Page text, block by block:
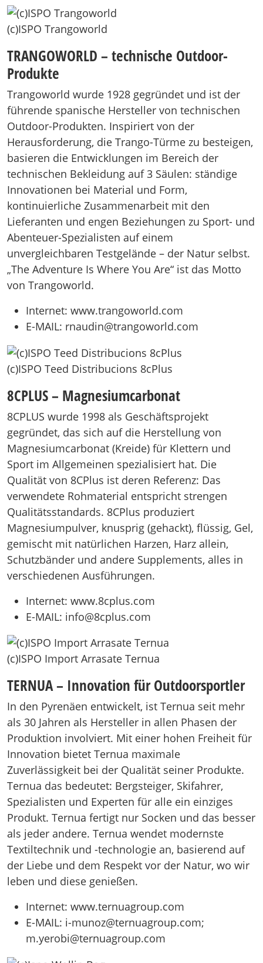
(c)ISPO Trangoworld
TRANGOWORLD – technische Outdoor-
Produkte
Trangoworld wurde 1928 gegründet und ist der
führende spanische Hersteller von technischen
Outdoor-Produkten. Inspiriert von der
Herausforderung, die Trango-Türme zu besteigen,
basieren die Entwicklungen im Bereich der
technischen Bekleidung auf 3 Säulen: ständige
Innovationen bei Material und Form,
kontinuierliche Zusammenarbeit mit den
Lieferanten und engen Beziehungen zu Sport- und
Abenteuer-Spezialisten auf einem
unvergleichbaren Testgelände – der Natur selbst.
„The Adventure Is Where You Are“ ist das Motto
von Trangoworld.
Internet: www.trangoworld.com
E-MAIL: rnaudin@trangoworld.com
(c)ISPO Teed Distribucions 8cPlus
8CPLUS – Magnesiumcarbonat
8CPLUS wurde 1998 als Geschäftsprojekt
gegründet, das sich auf die Herstellung von
Magnesiumcarbonat (Kreide) für Klettern und
Sport im Allgemeinen spezialisiert hat. Die
Qualität von 8CPlus ist deren Referenz: Das
verwendete Rohmaterial entspricht strengen
Qualitätsstandards. 8CPlus produziert
Magnesiumpulver, knusprig (gehackt), flüssig, Gel,
gemischt mit natürlichen Harzen, Harz allein,
Schutzbänder und andere Supplements, alles in
verschiedenen Ausführungen.
Internet: www.8cplus.com
E-MAIL: info@8cplus.com
(c)ISPO Import Arrasate Ternua
TERNUA – Innovation für Outdoorsportler
In den Pyrenäen entwickelt, ist Ternua seit mehr
als 30 Jahren als Hersteller in allen Phasen der
Produktion involviert. Mit einer hohen Freiheit für
Innovation bietet Ternua maximale
Zuverlässigkeit bei der Qualität seiner Produkte.
Ternua das bedeutet: Bergsteiger, Skifahrer,
Spezialisten und Experten für alle ein einziges
Produkt. Ternua fertigt nur Socken und das besser
als jeder andere. Ternua wendet modernste
Textiltechnik und -technologie an, basierend auf
der Liebe und dem Respekt vor der Natur, wo wir
leben und diese genießen.
Internet: www.ternuagroup.com
E-MAIL: i-munoz@ternuagroup.com;
m.yerobi@ternuagroup.com